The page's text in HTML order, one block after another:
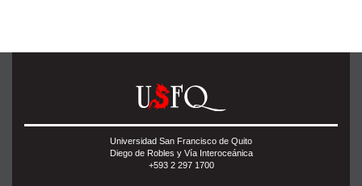
Universidad San Francisco de Quito
Diego de Robles y Vía Interoceánica
+593 2 297 1700